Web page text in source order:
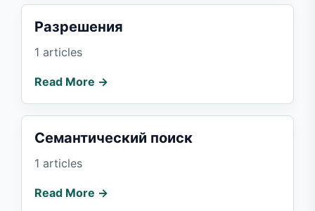
Разрешения
1 articles
Read More →
Семантический поиск
1 articles
Read More →